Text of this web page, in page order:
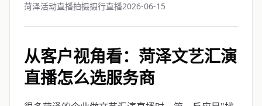
菏泽活动直播拍摄摄行直播2026-06-15
从客户视角看：菏泽文艺汇演
直播怎么选服务商